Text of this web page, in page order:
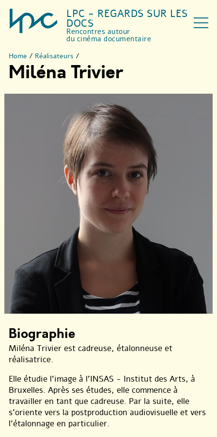
LPC - REGARDS SUR LES
DOCS
Rencontres autour
du cinéma documentaire
Home / Réalisateurs /
Miléna Trivier
Biographie
Miléna Trivier est cadreuse, étalonneuse et
réalisatrice.
Elle étudie l’image à l’INSAS - Institut des Arts, à
Bruxelles. Après ses études, elle commence à
travailler en tant que cadreuse. Par la suite, elle
s’oriente vers la postproduction audiovisuelle et vers
l’étalonnage en particulier.